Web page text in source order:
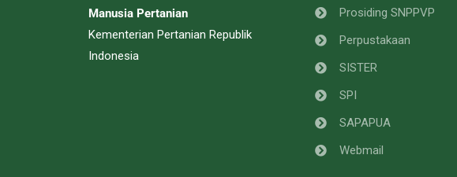
Manusia Pertanian
Kementerian Pertanian Republik
Indonesia
Prosiding SNPPVP
Perpustakaan
SISTER
SPI
SAPAPUA
Webmail